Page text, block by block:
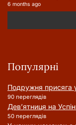
6 months ago
Популярні
Подружня присягa
90 переглядів
Дев’ятниця на
50 переглядів